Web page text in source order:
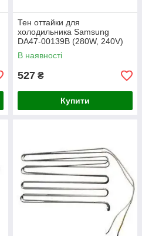
Тен оттайки для
холодильника Samsung
DA47-00139B (280W, 240V)
В наявності
527 ₴
Купити